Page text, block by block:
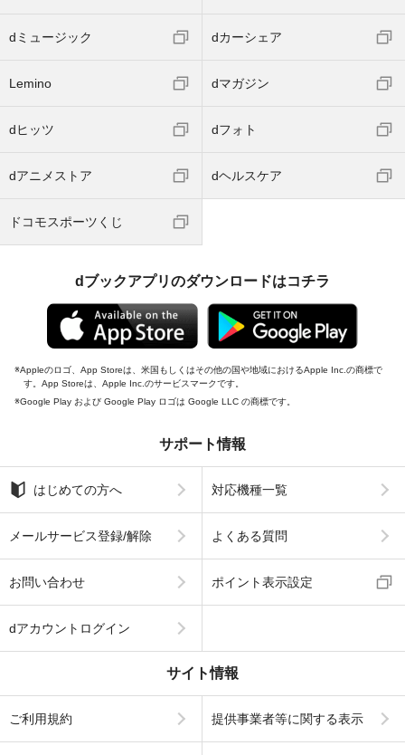
dミュージック dカーシェア
Lemino dマガジン
dヒッツ dフォト
dアニメストア dヘルスケア
ドコモスポーツくじ
dブックアプリのダウンロードはコチラ
Appleのロゴ、App Storeは、米国もしくはその他の国や地域におけるApple Inc.の商標で
す。App Storeは、Apple Inc.のサービスマークです。
Google Play および Google Play ロゴは Google LLC の商標です。
サポート情報
はじめての方へ 対応機種一覧
メールサービス登録/解除 よくある質問
お問い合わせ ポイント表示設定
dアカウントログイン
サイト情報
ご利用規約 提供事業者等に関する表示